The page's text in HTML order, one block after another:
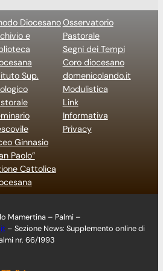
Diocesano
e
Sup.
Ginnasio
Paolo”
Cattolica
Osservatorio
Pastorale
Segni dei Tempi
Coro diocesano
domenicolando.it
Modulistica
Link
Informativa
Privacy
Mamertina – Palmi –
– Sezione News: Supplemento online di
nr. 66/1993